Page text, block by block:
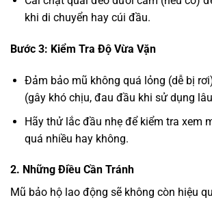
khi di chuyển hay cúi đầu.
Bước 3: Kiểm Tra Độ Vừa Vặn
Đảm bảo mũ không quá lỏng (dễ bị
(gây khó chịu, đau đầu khi sử dụng
Hãy thử lắc đầu nhẹ để kiểm tra xem
quá nhiều hay không.
2. Những Điều Cần Tránh
Mũ bảo hộ lao động sẽ không còn hiệu